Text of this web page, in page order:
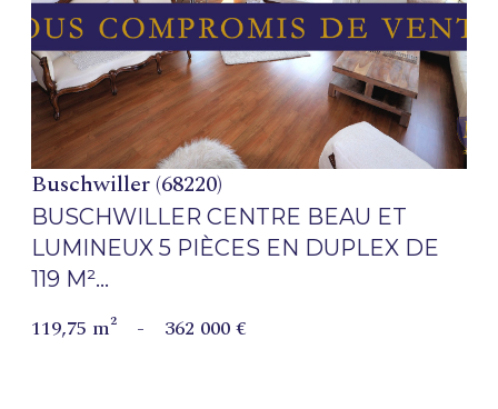
VOIR LE BIEN
Buschwiller (68220)
BUSCHWILLER CENTRE BEAU ET
LUMINEUX 5 PIÈCES EN DUPLEX DE
119 M²...
119,75 m² - 362 000 €